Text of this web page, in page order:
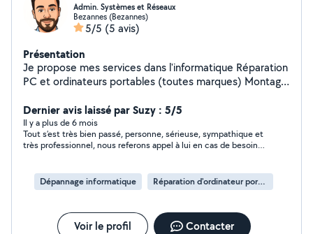
Admin. Systèmes et Réseaux
Bezannes (Bezannes)
5/5 (5 avis)
Présentation
Je propose mes services dans l'informatique Réparation
PC et ordinateurs portables (toutes marques) Montage
Configuration Imprimantes & Scanners Suppression de
virus, malwares et nettoyage système Mise à niveau
SSD & RAM pour plus de performance Installation et
configuration de logiciels Autres
Dernier avis laissé par Suzy : 5/5
Il y a plus de 6 mois
Tout s’est très bien passé, personne, sérieuse, sympathique et
très professionnel, nous referons appel à lui en cas de besoin
Dépannage informatique Réparation d'ordinateur portable
Voir le profil Contacter